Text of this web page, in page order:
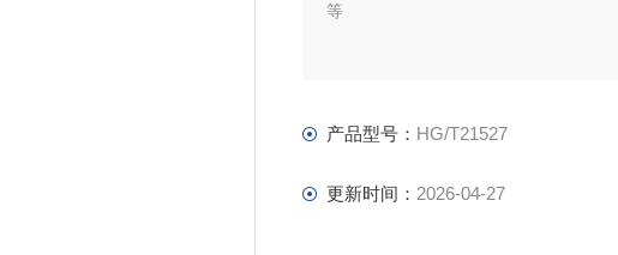
等
产品型号： HG/T21527
更新时间： 2026-04-27